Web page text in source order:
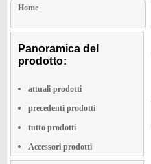
Home
Panoramica del
prodotto:
attuali prodotti
precedenti prodotti
tutto prodotti
Accessori prodotti